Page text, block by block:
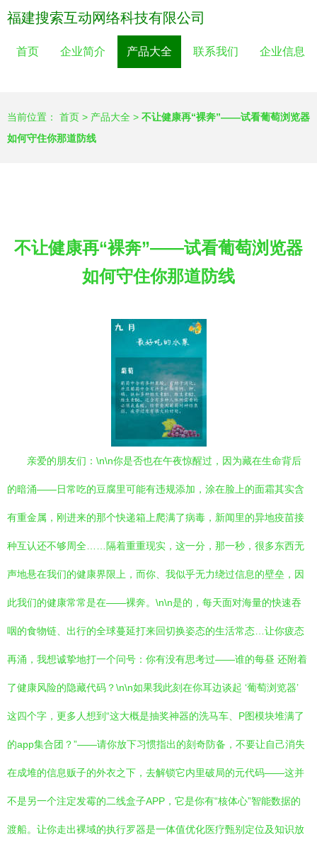
福建搜索互动网络科技有限公司
首页 企业简介 产品大全 联系我们 企业信息
当前位置： 首页 > 产品大全 > 不让健康再“裸奔”——试看葡萄浏览器
如何守住你那道防线
不让健康再“裸奔”——试看葡萄浏览器
如何守住你那道防线
亲爱的朋友们：\n\n你是否也在午夜惊醒过，因为藏在生命背后
的暗涌——日常吃的豆腐里可能有违规添加，涂在脸上的面霜其实含
有重金属，刚进来的那个快递箱上爬满了病毒，新闻里的异地疫苗接
种互认还不够周全……隔着重重现实，这一分，那一秒，很多东西无
声地悬在我们的健康界限上，而你、我似乎无力绕过信息的壁垒，因
此我们的健康常常是在——裸奔。\n\n是的，每天面对海量的快速吞
咽的食物链、出行的全球蔓延打来回切换姿态的生活常态…让你疲态
再涌，我想诚挚地打一个问号：你有没有思考过——谁的每昼 还附着
了健康风险的隐藏代码？\n\n如果我此刻在你耳边谈起 ‘葡萄浏览器’
这四个字，更多人想到“这大概是抽奖神器的洗马车、P图模块堆满了
的app集合团？”——请你放下习惯指出的刻奇防备，不要让自己消失
在成堆的信息贩子的外衣之下，去解锁它内里破局的元代码——这并
不是另一个注定发霉的二线盒子APP，它是你有“核体心”智能数据的
渡船。让你走出裸域的执行罗器是一体值优化医疗甄别定位及知识放